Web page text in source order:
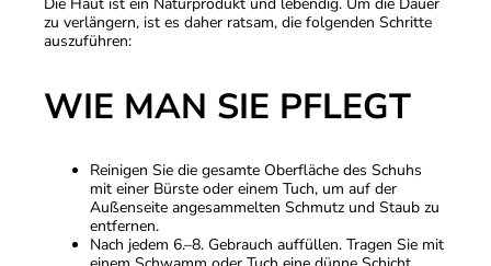
Die Haut ist ein Naturprodukt und lebendig. Um die Dauer
zu verlängern, ist es daher ratsam, die folgenden Schritte
auszuführen:
WIE MAN SIE PFLEGT
Reinigen Sie die gesamte Oberfläche des Schuhs
mit einer Bürste oder einem Tuch, um auf der
Außenseite angesammelten Schmutz und Staub zu
entfernen.
Nach jedem 6.–8. Gebrauch auffüllen. Tragen Sie mit